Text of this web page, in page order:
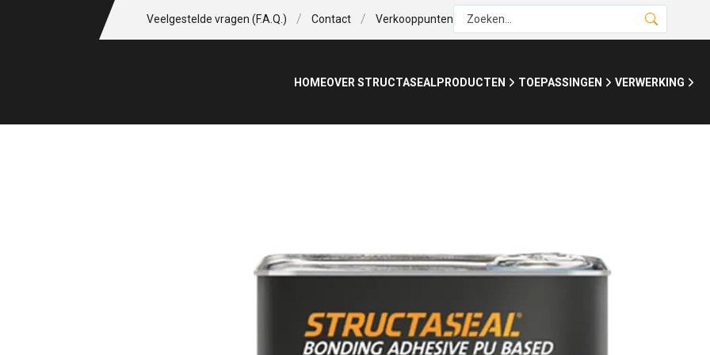
Veelgestelde vragen (F.A.Q.) / Contact / Verkooppunten Zoeken...
HOMEOVER STRUCTASEALPRODUCTEN TOEPASSINGEN VERWERKING